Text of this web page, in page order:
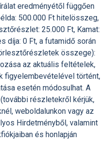
eredményétől függően
500.000 Ft hitelösszeg,
25.000 Ft, Kamat:
díja: 0 Ft, a futamidő során
összege):
az aktuális feltételek,
figyelembevételével történt,
esetén módosulhat. A
részletekről kérjük,
weboldalunkon vagy az
Hirdetményből, valamint
és honlapján